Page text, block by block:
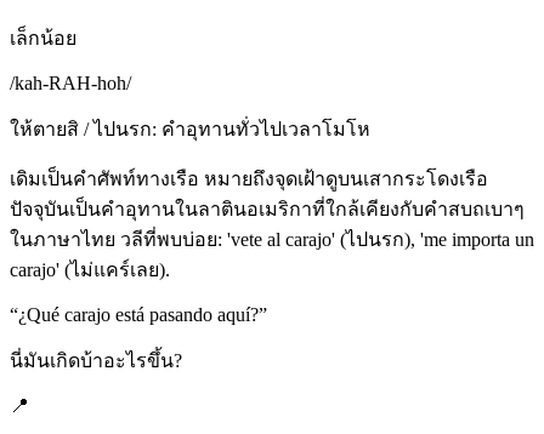
เล็กน้อย
/kah-RAH-hoh/
ให้ตายสิ / ไปนรก: คำอุทานทั่วไปเวลาโมโห
เดิมเป็นคำศัพท์ทางเรือ หมายถึงจุดเฝ้าดูบนเสากระโดงเรือ
ปัจจุบันเป็นคำอุทานในลาตินอเมริกาที่ใกล้เคียงกับคำสบถเบาๆ
ในภาษาไทย วลีที่พบบ่อย: 'vete al carajo' (ไปนรก), 'me importa un
carajo' (ไม่แคร์เลย).
“¿Qué carajo está pasando aquí?”
นี่มันเกิดบ้าอะไรขึ้น?
📍